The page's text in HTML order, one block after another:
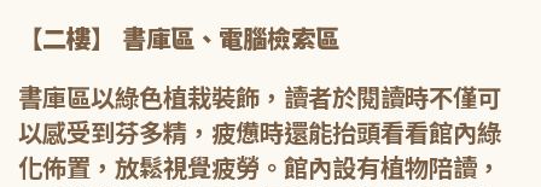
【二樓】 書庫區、電腦檢索區
書庫區以綠色植栽裝飾，讀者於閱讀時不僅可
以感受到芬多精，疲憊時還能抬頭看看館內綠
化佈置，放鬆視覺疲勞。館內設有植物陪讀，